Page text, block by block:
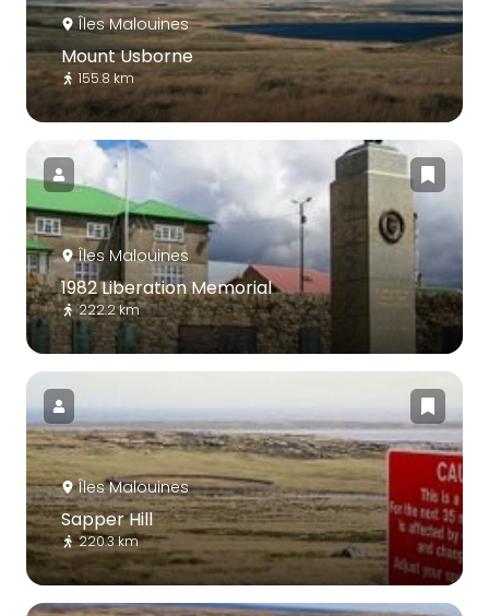
Îles Malouines
Mount Usborne
155.8 km
Îles Malouines
1982 Liberation Memorial
222.2 km
Îles Malouines
Sapper Hill
220.3 km